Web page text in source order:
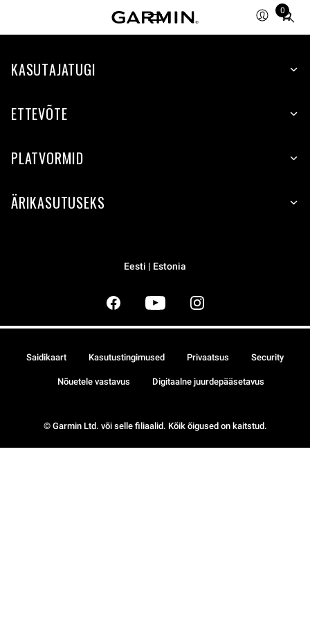
0
Total
items
cart:
KASUTAJATUGI
ETTEVÕTE
PLATVORMID
ÄRIKASUTUSEKS
Eesti | Estonia
© Garmin Ltd. või selle filiaalid. Kõik õigused on kaitstud.
Saidikaart Kasutustingimused Privaatsus Security
Nõuetele vastavus Digitaalne juurdepääsetavus